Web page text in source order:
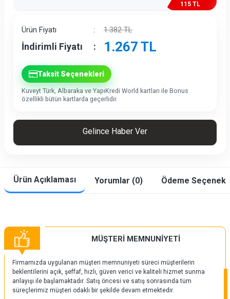
115 TL
Ürün Fiyatı : 1.382TL
İndirimli Fiyatı : 1.267 TL
Taksit Seçenekleri
Kuveyt Türk, Albaraka ve YapıKredi World kartları ile Bonus
özellikli bütün kartlarda geçerlidir.
Gelince Haber Ver
Ürün Açıklaması Yorumlar (0) Ödeme
MÜŞTERİ MEMNUNİYETİ
Firmamızda uygulanan müşteri memnuniyeti süreci müşterilerin
beklentilerini açık, şeffaf, hızlı, güven verici ve kaliteli hizmet sunma
anlayışı ile başlamaktadır. Satış öncesi ve satış sonrasında tüm
süreçlerimiz müşteri odaklı bir şekilde devam etmektedir.